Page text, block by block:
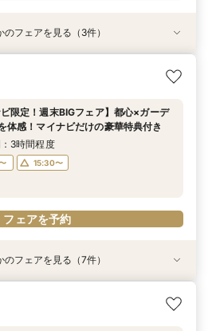
緒に叶える挙式セレモニー相談会♪試
き
15:30〜
におすすめ！】豪華試食+見積+相談を
！
15:30〜
ーデン挙式】所要90分の相談会★お
紹介も！試着体験付き♪
13:30〜
のフェアを見る（3件）
ビ限定！週末BIGフェア】都心×ガーデ
体感！マイナビだけの豪華特典付き
3時間程度
15:30〜
フェアを予約
切可】おもてなし少人数会食プラン＆
談会
、マタニティでも安心♪ソファでゆっ
食付き相談会
ックなナイトウエディングフェア★試
会
ック相談会】結婚式準備が丸わか
ケット付
におすすめ！】豪華試食+見積+相談を
！
ーデン挙式】所要90分の相談会★お
紹介も！試着体験付き♪
見学限定！1件目のご来館で特別特典
エディング診断＆お料理試食フェア
のフェアを見る（7件）